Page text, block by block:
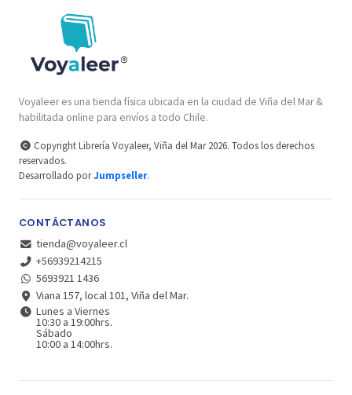
Voyaleer es una tienda física ubicada en la ciudad de Viña del Mar &
habilitada online para envíos a todo Chile.
Copyright Librería Voyaleer, Viña del Mar 2026. Todos los derechos
reservados.
Desarrollado porJumpseller.
CONTÁCTANOS
tienda@voyaleer.cl
+56939214215
5693921 1436
Viana 157, local 101, Viña del Mar.
Lunes a Viernes
10:30 a 19:00hrs.
Sábado
10:00 a 14:00hrs.